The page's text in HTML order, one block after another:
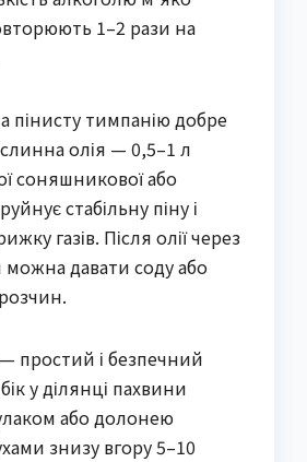
1–2 рази на
пінисту тимпанію добре
олія — 0,5–1 л
соняшникової або
стабільну піну і
газів. Після олії через
давати соду або
простий і безпечний
у ділянці пахвини
або долонею
знизу вгору 5–10